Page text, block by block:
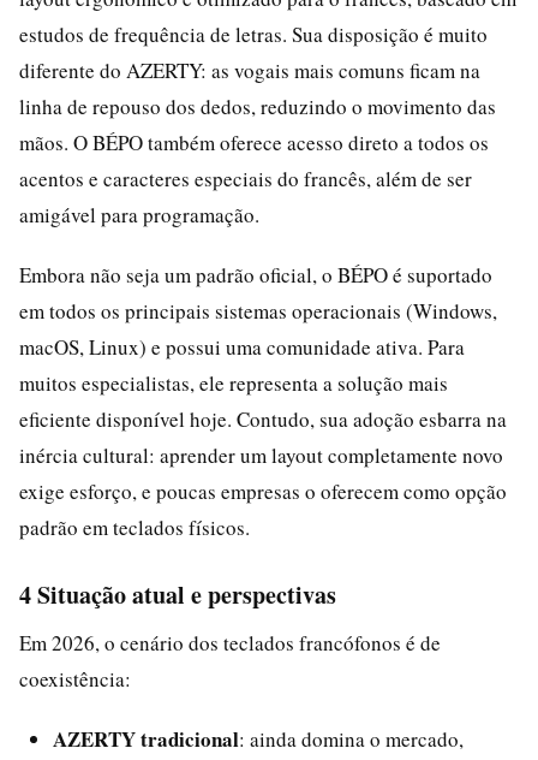
estudos de frequência de letras. Sua disposição é muito
diferente do AZERTY: as vogais mais comuns ficam na
linha de repouso dos dedos, reduzindo o movimento das
mãos. O BÉPO também oferece acesso direto a todos os
acentos e caracteres especiais do francês, além de ser
amigável para programação.
Embora não seja um padrão oficial, o BÉPO é suportado
em todos os principais sistemas operacionais (Windows,
macOS, Linux) e possui uma comunidade ativa. Para
muitos especialistas, ele representa a solução mais
eficiente disponível hoje. Contudo, sua adoção esbarra na
inércia cultural: aprender um layout completamente novo
exige esforço, e poucas empresas o oferecem como opção
padrão em teclados físicos.
4 Situação atual e perspectivas
Em 2026, o cenário dos teclados francófonos é de
coexistência:
AZERTY tradicional: ainda domina o mercado,